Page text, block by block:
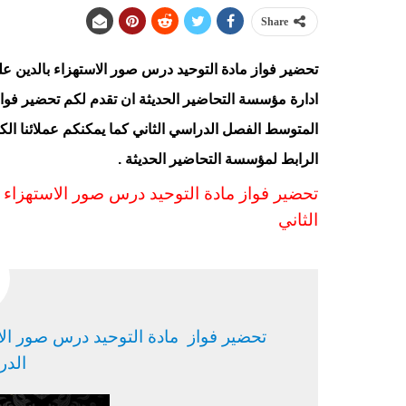
Share
تحضير فواز مادة التوحيد درس صور الاستهزاء
ادارة مؤسسة التحاضير الحديثة ان تقدم لكم تحضير
المتوسط الفصل الدراسي الثاني كما يمكنكم عملائنا
الرابط لمؤسسة التحاضير الحديثة .
تحضير فواز مادة التوحيد درس صور
الثاني
تحضير فواز مادة التوحيد درس صور